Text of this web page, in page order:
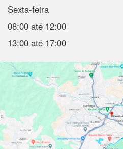
Sexta-feira
08:00 até 12:00
13:00 até 17:00